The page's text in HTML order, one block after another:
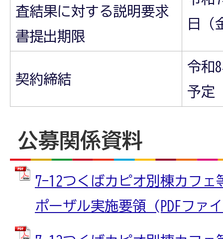
査結果に対する説明要求
書提出期限
日（
契約締結
令和
予定
公募関係資料
7-12つくばカピオ別棟カフェ
ポーザル実施要領 (PDFファ